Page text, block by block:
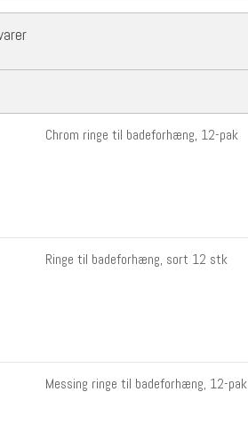
Chrom ringe til badeforhæng, 12-pak
Ringe til badeforhæng, sort 12 stk
Messing ringe til badeforhæng, 12-pak